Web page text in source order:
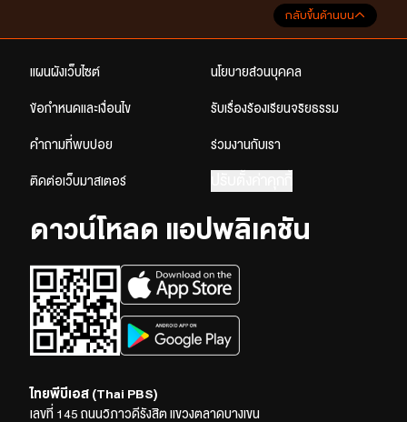
กลับขึ้นด้านบน
แผนผังเว็บไซต์ นโยบายส่วนบุคคล
ข้อกำหนดและเงื่อนไข รับเรื่องร้องเรียนจริยธรรม
คำถามที่พบบ่อย ร่วมงานกับเรา
ติดต่อเว็บมาสเตอร์
ดาวน์โหลด แอปพลิเคชัน
ไทยพีบีเอส (Thai PBS)
เลขที่ 145 ถนนวิภาวดีรังสิต แขวงตลาดบางเขน